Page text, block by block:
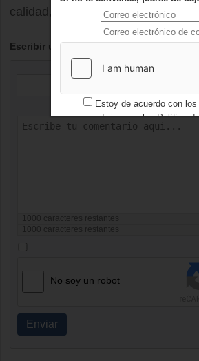
calidad, hay que seguir trabajando
Escribir un comentario
caracteres restantes
caracteres restantes
No soy un robot
Enviar
Estoy de acuerdo con los
condicionesy losPolítica